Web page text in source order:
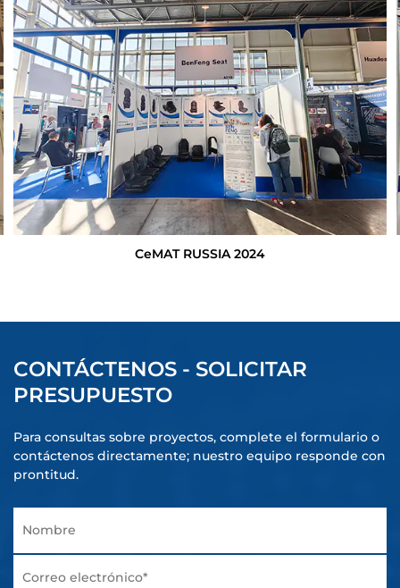
CeMAT RUSSIA 2024
CONTÁCTENOS - SOLICITAR
PRESUPUESTO
Para consultas sobre proyectos, complete el formulario o
contáctenos directamente; nuestro equipo responde con
prontitud.